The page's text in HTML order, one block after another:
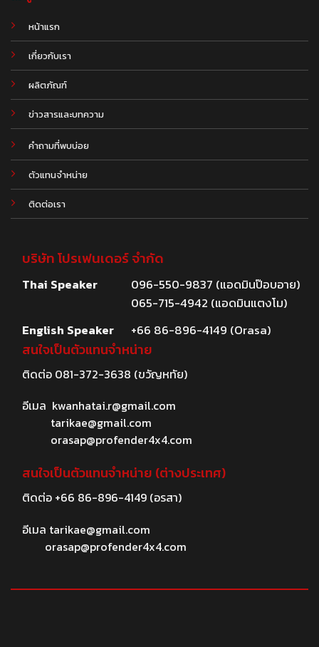
หน้าแรก
เกี่ยวกับเรา
ผลิตภัณฑ์
ข่าวสารและบทความ
.
คำถามที่พบบ่อย
ตัวแทนจำหน่าย
ติดต่อเรา
บริษัท โปรเฟนเดอร์ จำกัด
Thai Speaker
096-550-9837 (แอดมินป๊อบอาย)
065-715-4942 (แอดมินแตงโม)
English Speaker
+66 86-896-4149 (Orasa)
สนใจเป็นตัวแทนจำหน่าย
ติดต่อ 081-372-3638 (ขวัญหทัย)
อีเมล kwanhatai.r@gmail.com
tarikae@gmail.com
orasap@profender4x4.com
สนใจเป็นตัวแทนจำหน่าย (ต่างประเทศ)
ติดต่อ +66 86-896-4149(อรสา)
อีเมล tarikae@gmail.com
orasap@profender4x4.com